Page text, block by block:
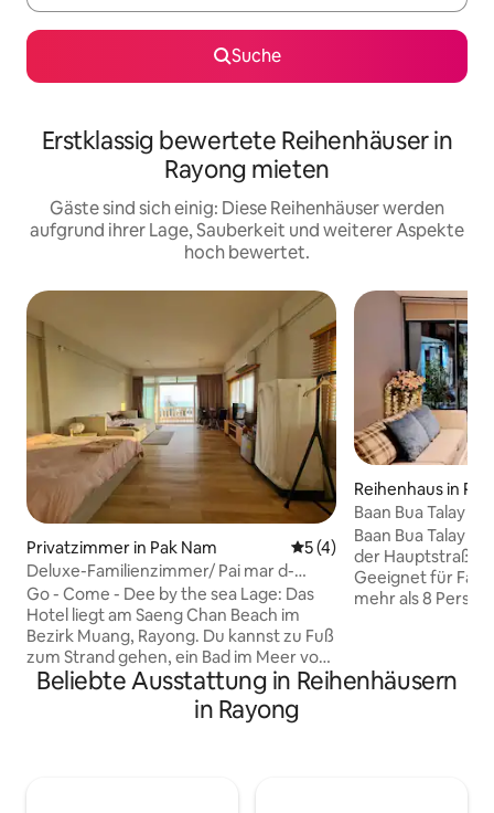
Suche
Erstklassig bewertete Reihenhäuser in
Rayong mieten
Gäste sind sich einig: Diese Reihenhäuser werden
aufgrund ihrer Lage, Sauberkeit und weiterer Aspekte
hoch bewertet.
Privatzimmer in Pak Nam Durchschnittliche
5 (4)
Deluxe-Familienzimmer/ Pai mar d-
stay@sea
Go - Come - Dee by the sea Lage: Das
Hotel liegt am Saeng Chan Beach im
Bezirk Muang, Rayong. Du kannst zu Fuß
zum Strand gehen, ein Bad im Meer vor
dem Haus nehmen, und du kannst am
Strand laufen und trainieren. Du kannst
den Sonnenaufgang beobachten und an
Reihenhaus in Phe
Baan Bua Talay
Baan Bua Talay
der Hauptstraße.
Geeignet für
mehr als 8
nur einen kurzen
Beliebte Ausstattung in Reihenhäusern
in Rayong